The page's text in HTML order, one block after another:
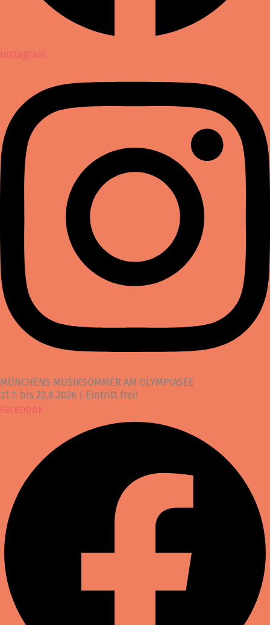
Instagram
MÜNCHENS MUSIKSOMMER AM OLYMPIASEE
31.7. bis 22.8.2026 | Eintritt frei!
Facebook